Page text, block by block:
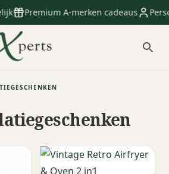
Premium A-merken cadeaus